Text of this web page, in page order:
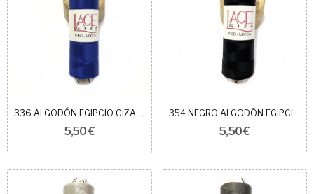
336 ALGODÓN EGIPCIO GIZA 60
5,50 €
354 NEGRO ALGODÓN EGIPCIO GIZA 60
5,50 €